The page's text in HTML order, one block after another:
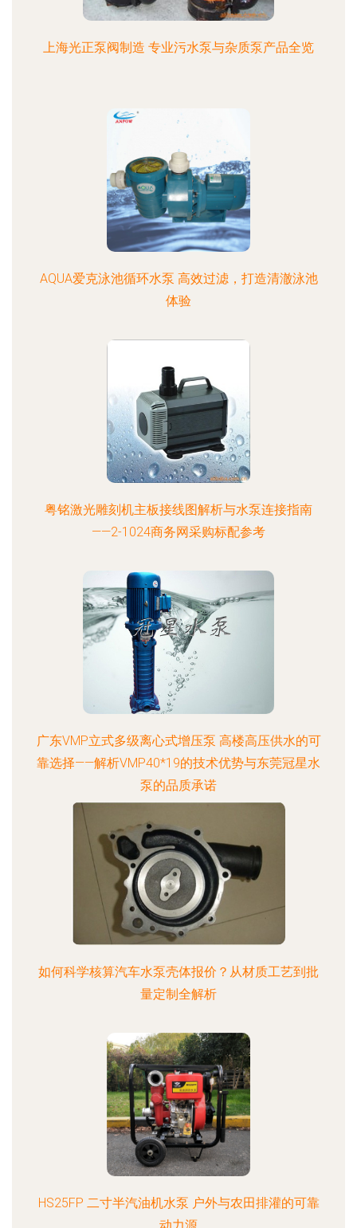
上海光正泵阀制造 专业污水泵与杂质泵产品全览
AQUA爱克泳池循环水泵 高效过滤，打造清澈泳池
体验
粤铭激光雕刻机主板接线图解析与水泵连接指南
——2-1024商务网采购标配参考
广东VMP立式多级离心式增压泵 高楼高压供水的可
靠选择——解析VMP40*19的技术优势与东莞冠星水
泵的品质承诺
如何科学核算汽车水泵壳体报价？从材质工艺到批
量定制全解析
HS25FP 二寸半汽油机水泵 户外与农田排灌的可靠